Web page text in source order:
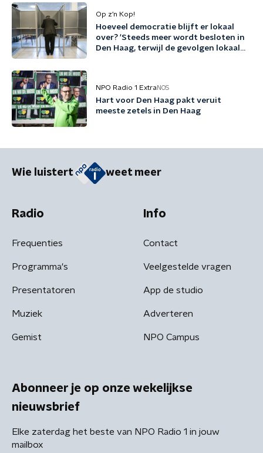
Op z’n Kop!
Hoeveel democratie blijft er lokaal
over? 'Steeds meer wordt besloten in
Den Haag, terwijl de gevolgen lokaal
NPO Radio 1 Extra NOS
Hart voor Den Haag pakt veruit
meeste zetels in Den Haag
Wie luistert weet meer
Radio
Frequenties
Programma's
Presentatoren
Muziek
Gemist
Info
Contact
Veelgestelde vragen
App de studio
Adverteren
NPO Campus
Abonneer je op onze wekelijkse
nieuwsbrief
Elke zaterdag het beste van NPO Radio 1 in jouw
mailbox